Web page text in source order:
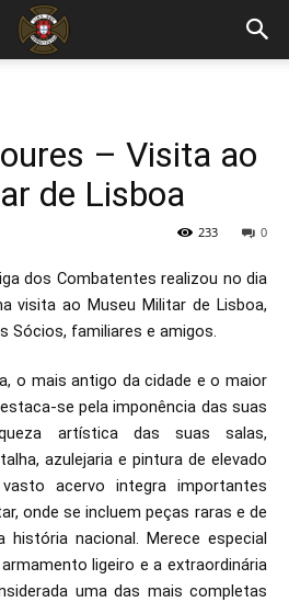
– Visita ao
de Lisboa
0
233
dos Combatentes realizou no dia
visita ao Museu Militar de Lisboa,
Sócios, familiares e amigos.
o mais antigo da cidade e o maior
se pela imponência das suas
artística das suas salas,
azulejaria e pintura de elevado
acervo integra importantes
onde se incluem peças raras e de
história nacional. Merece especial
ligeiro e a extraordinária
uma das mais completas